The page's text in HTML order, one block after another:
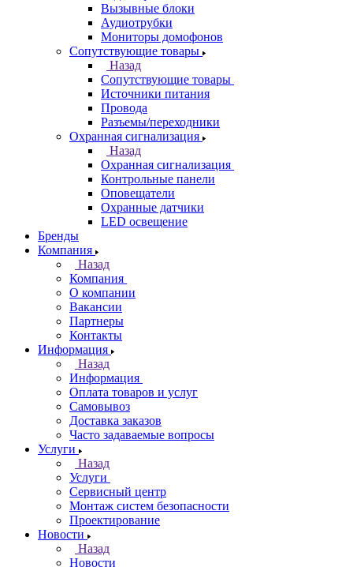
Вызывные блоки
Аудиотрубки
Мониторы домофонов
Сопутствующие товары
Назад
Сопутствующие товары
Источники питания
Провода
Разъемы/переходники
Охранная сигнализация
Назад
Охранная сигнализация
Контрольные панели
Оповещатели
Охранные датчики
LED освещение
Бренды
Компания
Назад
Компания
О компании
Вакансии
Партнеры
Контакты
Информация
Назад
Информация
Оплата товаров и услуг
Самовывоз
Доставка заказов
Часто задаваемые вопросы
Услуги
Назад
Услуги
Сервисный центр
Монтаж систем безопасности
Проектирование
Новости
Назад
Новости